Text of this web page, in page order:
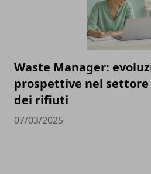
Waste Manager:
prospettive nel
dei rifiuti
07/03/2025